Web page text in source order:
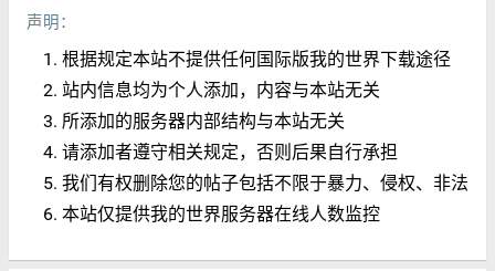
声明：
根据规定本站不提供任何国际版我的世界下载途径
站内信息均为个人添加，内容与本站无关
所添加的服务器内部结构与本站无关
请添加者遵守相关规定，否则后果自行承担
我们有权删除您的帖子包括不限于暴力、侵权、非法
本站仅提供我的世界服务器在线人数监控